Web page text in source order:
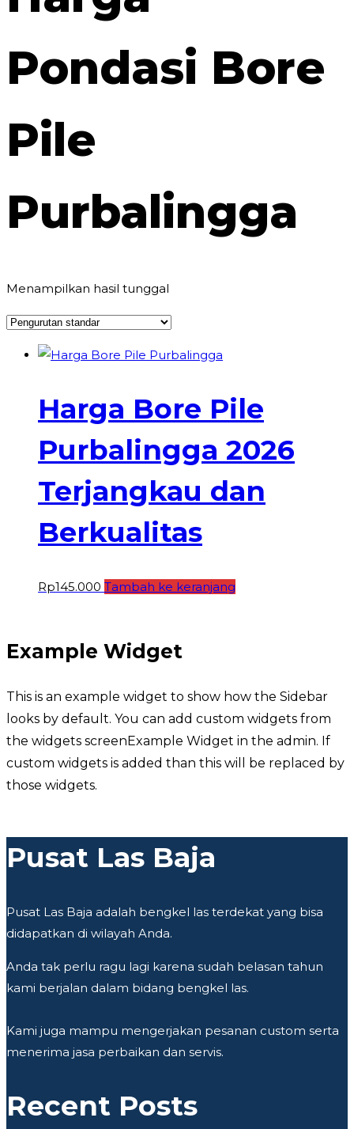
Pondasi Bore
Pile
Purbalingga
Menampilkan hasil tunggal
Harga Bore Pile
Purbalingga 2026
Terjangkau dan
Berkualitas
Rp145.000 Tambah ke keranjang
Example Widget
This is an example widget to show how the Sidebar
looks by default. You can add custom widgets from
the widgets screenExample Widget in the admin. If
custom widgets is added than this will be replaced by
those widgets.
Pusat Las Baja
Pusat Las Baja adalah bengkel las terdekat yang bisa
didapatkan di wilayah Anda.
Anda tak perlu ragu lagi karena sudah belasan tahun
kami berjalan dalam bidang bengkel las.
Kami juga mampu mengerjakan pesanan custom serta
menerima jasa perbaikan dan servis.
Recent Posts